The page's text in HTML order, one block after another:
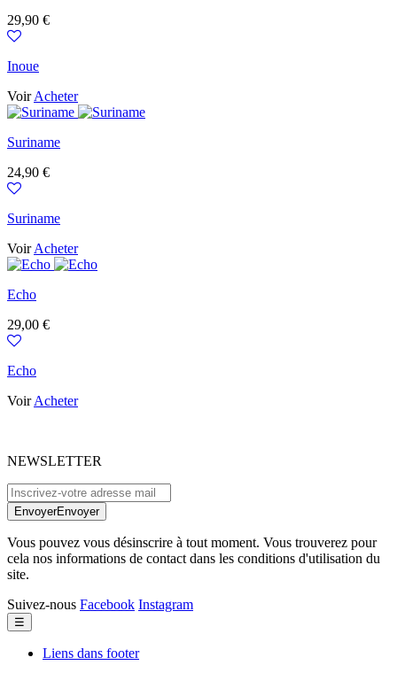
Prix
29,90 €
Inoue
VoirAcheter
Suriname
Prix
24,90 €
Suriname
VoirAcheter
Echo
Prix
29,00 €
Echo
VoirAcheter
NEWSLETTER
EnvoyerEnvoyer
Vous pouvez vous désinscrire à tout moment. Vous trouverez pour
cela nos informations de contact dans les conditions d'utilisation du
site.
Suivez-nous Facebook Instagram
Basculer
la
navigation
☰
Liens dans footer